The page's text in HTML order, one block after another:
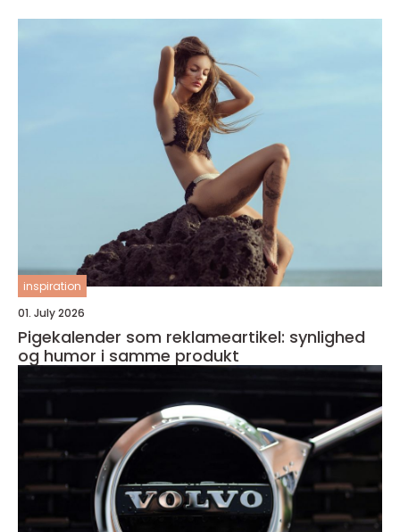
inspiration
01. July 2026
Pigekalender som reklameartikel: synlighed
og humor i samme produkt